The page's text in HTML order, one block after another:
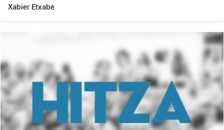
Xabier Etxabe